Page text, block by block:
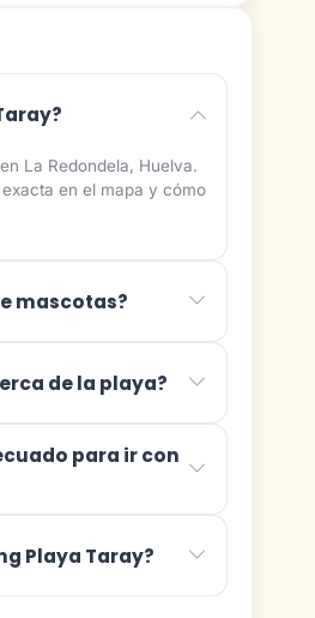
La Redondela, Huelva.
en el mapa y cómo
mascotas?
de la playa?
para ir con
Playa Taray?